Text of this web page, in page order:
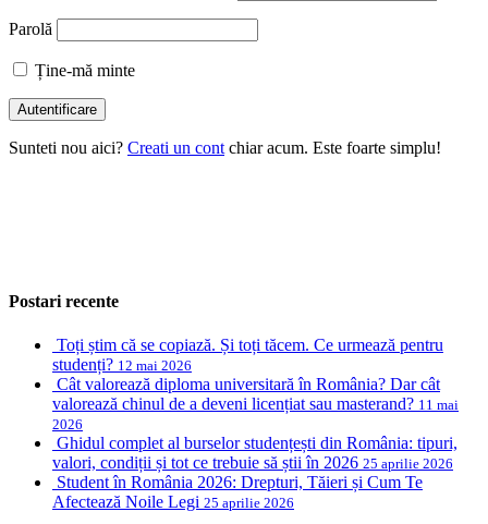
Parolă
Ține-mă minte
Sunteti nou aici? Creati un cont chiar acum. Este foarte simplu!
Postari recente
Toți știm că se copiază. Și toți tăcem. Ce urmează pentru
studenți? 12 mai 2026
Cât valorează diploma universitară în România? Dar cât
valorează chinul de a deveni licențiat sau masterand? 11 mai
2026
Ghidul complet al burselor studențești din România: tipuri,
valori, condiții și tot ce trebuie să știi în 2026 25 aprilie 2026
Student în România 2026: Drepturi, Tăieri și Cum Te
Afectează Noile Legi 25 aprilie 2026